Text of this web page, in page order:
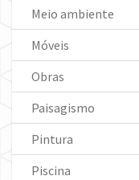
Meio ambiente
Móveis
Obras
Paisagismo
Pintura
Piscina